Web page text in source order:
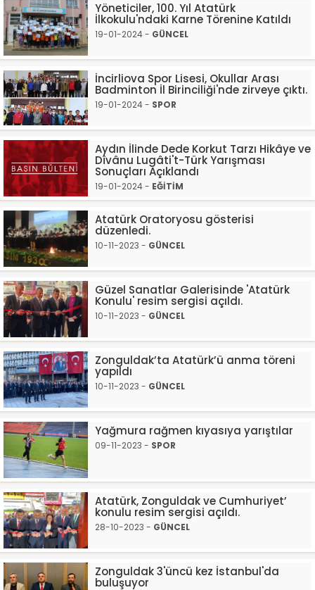
Yöneticiler, 100. Yıl Atatürk
İlkokulu'ndaki Karne Törenine Katıldı
19-01-2024 - GÜNCEL
İncirliova Spor Lisesi, Okullar Arası
Badminton İl Birinciliği'nde zirveye çıktı.
19-01-2024 - SPOR
Aydın İlinde Dede Korkut Tarzı Hikâye ve
Dîvânu Lugâti't-Türk Yarışması
Sonuçları Açıklandı
19-01-2024 - EĞİTİM
Atatürk Oratoryosu gösterisi
düzenledi.
10-11-2023 - GÜNCEL
Güzel Sanatlar Galerisinde 'Atatürk
Konulu' resim sergisi açıldı.
10-11-2023 - GÜNCEL
Zonguldak’ta Atatürk’ü anma töreni
yapıldı
10-11-2023 - GÜNCEL
Yağmura rağmen kıyasıya yarıştılar
09-11-2023 - SPOR
Atatürk, Zonguldak ve Cumhuriyet’
konulu resim sergisi açıldı.
28-10-2023 - GÜNCEL
Zonguldak 3'üncü kez İstanbul'da
buluşuyor